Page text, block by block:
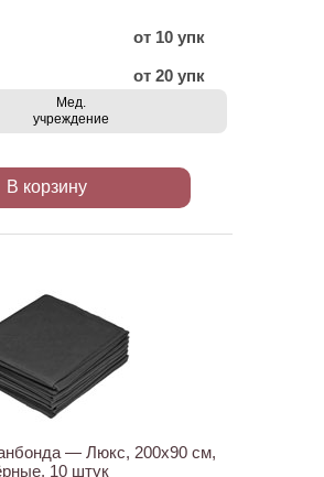
от 10 упк
от 20 упк
Мед.
учреждение
В корзину
— Люкс, 200х90 см,
10 штук